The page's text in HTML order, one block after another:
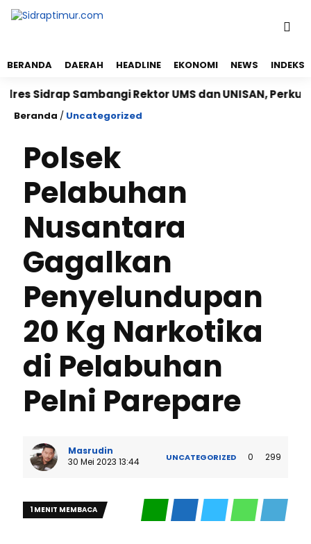
BERANDA DAERAH HEADLINE EKONOMI NEWS INDEKS
Sambangi Rektor UMS dan UNISAN, Perkuat
Beranda / Uncategorized
Polsek
Pelabuhan
Nusantara
Gagalkan
Penyelundupan
20 Kg Narkotika
di Pelabuhan
Pelni Parepare
Masrudin
30 Mei 2023 13:44
UNCATEGORIZED 0 299
1 MENIT MEMBACA